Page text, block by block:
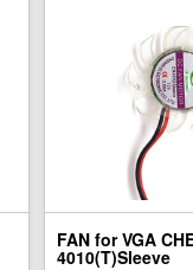
FAN for VGA
4010(T)Sleeve